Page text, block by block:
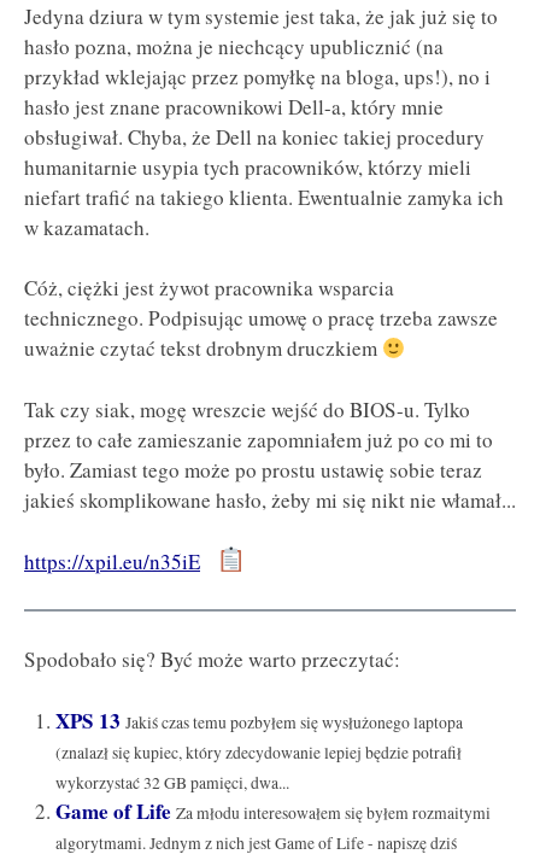
Jedyna dziura w tym systemie jest taka, że jak już się to
hasło pozna, można je niechcący upublicznić (na
przykład wklejając przez pomyłkę na bloga, ups!), no i
hasło jest znane pracownikowi Dell-a, który mnie
obsługiwał. Chyba, że Dell na koniec takiej procedury
humanitarnie usypia tych pracowników, którzy mieli
niefart trafić na takiego klienta. Ewentualnie zamyka ich
w kazamatach.
Cóż, ciężki jest żywot pracownika wsparcia
technicznego. Podpisując umowę o pracę trzeba zawsze
uważnie czytać tekst drobnym druczkiem
Tak czy siak, mogę wreszcie wejść do BIOS-u. Tylko
przez to całe zamieszanie zapomniałem już po co mi to
było. Zamiast tego może po prostu ustawię sobie teraz
jakieś skomplikowane hasło, żeby mi się nikt nie włamał...
https://xpil.eu/n35iE
Spodobało się? Być może warto przeczytać:
XPS 13 Jakiś czas temu pozbyłem się wysłużonego laptopa
(znalazł się kupiec, który zdecydowanie lepiej będzie potrafił
wykorzystać 32 GB pamięci, dwa...
Game of Life Za młodu interesowałem się byłem rozmaitymi
algorytmami. Jednym z nich jest Game of Life - napiszę dziś